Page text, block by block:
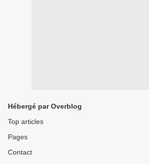
Hébergé par Overblog
Top articles
Pages
Contact